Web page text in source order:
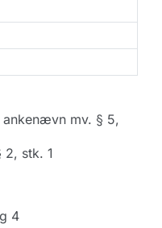
ankenævn mv. § 5,
stk. 1
4